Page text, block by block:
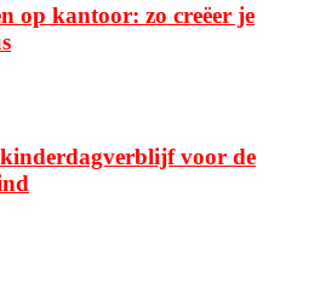
op kantoor: zo creëer je
voor de